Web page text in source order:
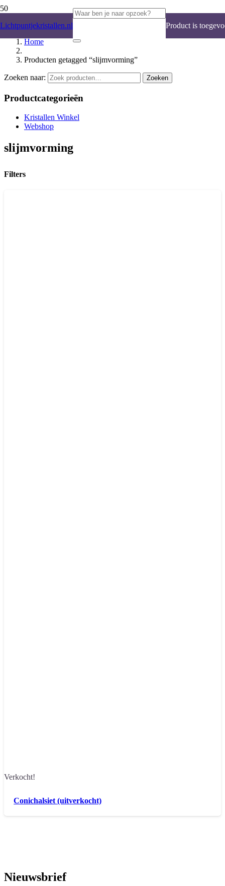
Lichtpuntjekristallen.nl Product is
Home
Producten getagged “slijmvorming”
Zoeken naar: Zoeken
Productcategorieën
Kristallen Winkel
Webshop
slijmvorming
Filters
Verkocht!
Conichalsiet (uitverkocht)
Nieuwsbrief